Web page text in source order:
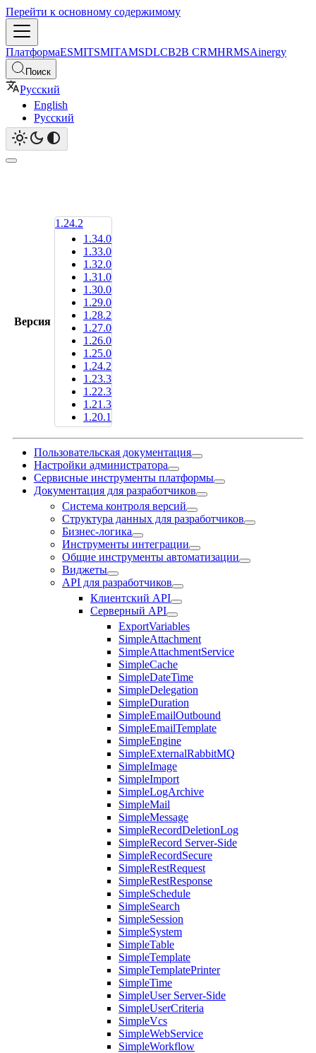
Перейти к основному содержимому
ПлатформаESMITSMITAMSDLCB2B CRMHRMSAinergy
Поиск
Русский
English
Русский
Версия
1.24.2
1.34.0
1.33.0
1.32.0
1.31.0
1.30.0
1.29.0
1.28.2
1.27.0
1.26.0
1.25.0
1.24.2
1.23.3
1.22.3
1.21.3
1.20.1
Пользовательская документация
Настройки администратора
Сервисные инструменты платформы
Документация для разработчиков
Система контроля версий
Структура данных для разработчиков
Бизнес-логика
Инструменты интеграции
Общие инструменты автоматизации
Виджеты
API для разработчиков
Клиентский API
Серверный API
ExportVariables
SimpleAttachment
SimpleAttachmentService
SimpleCache
SimpleDateTime
SimpleDelegation
SimpleDuration
SimpleEmailOutbound
SimpleEmailTemplate
SimpleEngine
SimpleExternalRabbitMQ
SimpleImage
SimpleImport
SimpleLogArchive
SimpleMail
SimpleMessage
SimpleRecordDeletionLog
SimpleRecord Server-Side
SimpleRecordSecure
SimpleRestRequest
SimpleRestResponse
SimpleSchedule
SimpleSearch
SimpleSession
SimpleSystem
SimpleTable
SimpleTemplate
SimpleTemplatePrinter
SimpleTime
SimpleUser Server-Side
SimpleUserCriteria
SimpleVcs
SimpleWebService
SimpleWorkflow